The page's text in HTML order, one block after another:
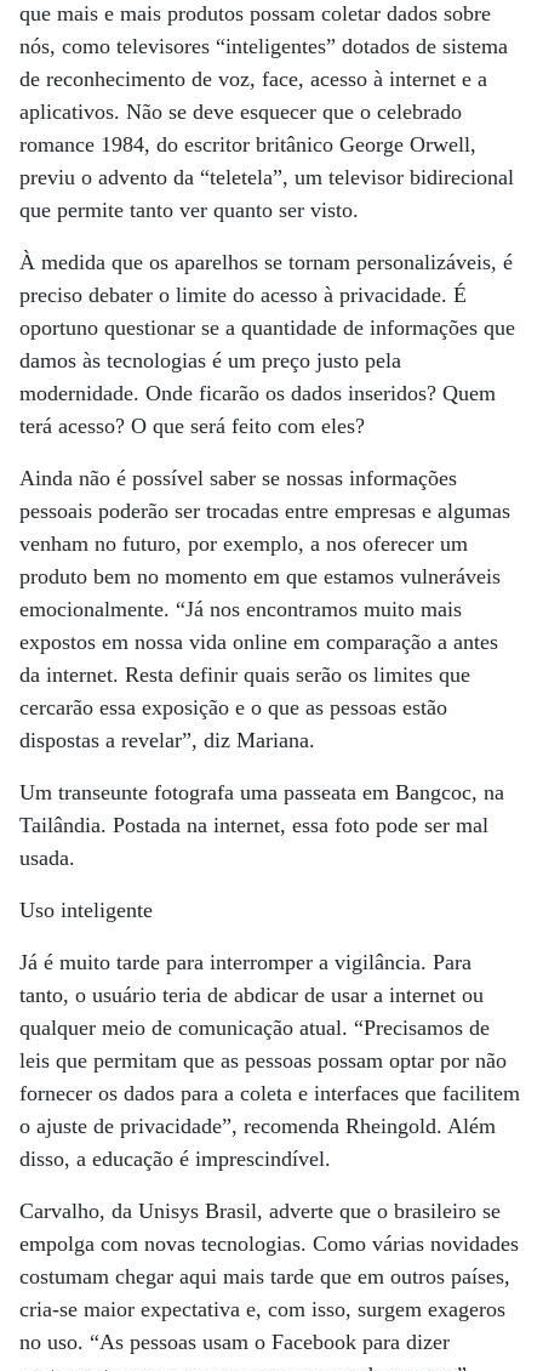
que mais e mais produtos possam coletar dados sobre
nós, como televisores “inteligentes” dotados de sistema
de reconhecimento de voz, face, acesso à internet e a
aplicativos. Não se deve esquecer que o celebrado
romance 1984, do escritor britânico George Orwell,
previu o advento da “teletela”, um televisor bidirecional
que permite tanto ver quanto ser visto.
À medida que os aparelhos se tornam personalizáveis, é
preciso debater o limite do acesso à privacidade. É
oportuno questionar se a quantidade de informações que
damos às tecnologias é um preço justo pela
modernidade. Onde ficarão os dados inseridos? Quem
terá acesso? O que será feito com eles?
Ainda não é possível saber se nossas informações
pessoais poderão ser trocadas entre empresas e algumas
venham no futuro, por exemplo, a nos oferecer um
produto bem no momento em que estamos vulneráveis
emocionalmente. “Já nos encontramos muito mais
expostos em nossa vida online em comparação a antes
da internet. Resta definir quais serão os limites que
cercarão essa exposição e o que as pessoas estão
dispostas a revelar”, diz Mariana.
Um transeunte fotografa uma passeata em Bangcoc, na
Tailândia. Postada na internet, essa foto pode ser mal
usada.
Uso inteligente
Já é muito tarde para interromper a vigilância. Para
tanto, o usuário teria de abdicar de usar a internet ou
qualquer meio de comunicação atual. “Precisamos de
leis que permitam que as pessoas possam optar por não
fornecer os dados para a coleta e interfaces que facilitem
o ajuste de privacidade”, recomenda Rheingold. Além
disso, a educação é imprescindível.
Carvalho, da Unisys Brasil, adverte que o brasileiro se
empolga com novas tecnologias. Como várias novidades
costumam chegar aqui mais tarde que em outros países,
cria-se maior expectativa e, com isso, surgem exageros
no uso. “As pessoas usam o Facebook para dizer